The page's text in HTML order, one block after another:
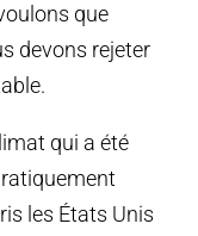
que
devons rejeter
qui a été
les États Unis